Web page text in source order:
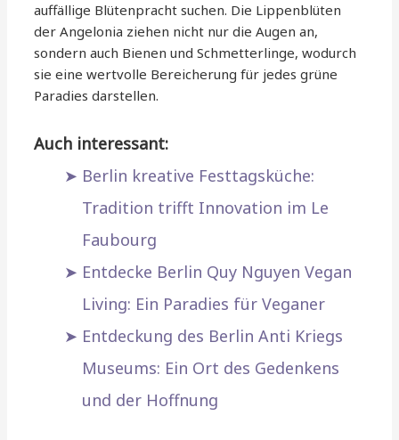
auffällige Blütenpracht suchen. Die Lippenblüten
der Angelonia ziehen nicht nur die Augen an,
sondern auch Bienen und Schmetterlinge, wodurch
sie eine wertvolle Bereicherung für jedes grüne
Paradies darstellen.
Auch interessant:
Berlin kreative Festtagsküche:
Tradition trifft Innovation im Le
Faubourg
Entdecke Berlin Quy Nguyen Vegan
Living: Ein Paradies für Veganer
Entdeckung des Berlin Anti Kriegs
Museums: Ein Ort des Gedenkens
und der Hoffnung